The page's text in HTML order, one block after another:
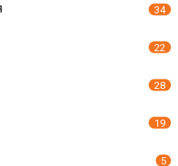
34
22
28
19
5